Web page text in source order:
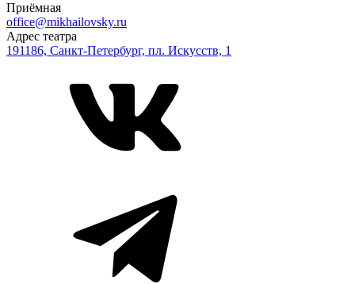
Приёмная
office@mikhailovsky.ru
Адрес театра
191186, Санкт-Петербург, пл. Искусств, 1